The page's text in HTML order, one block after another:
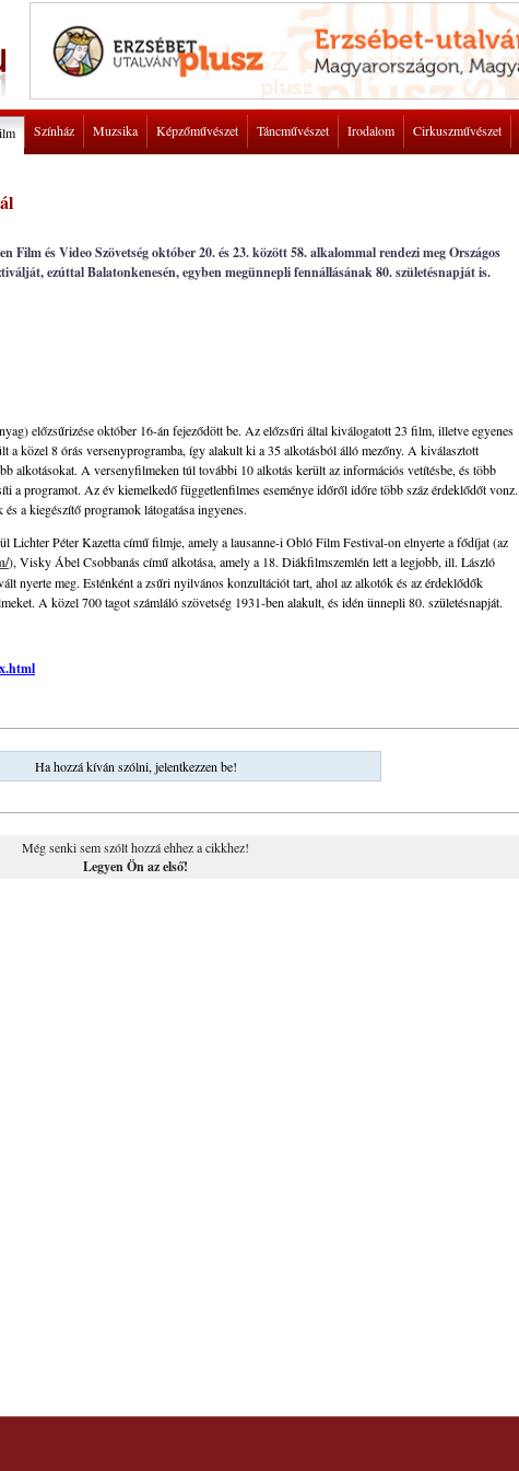
Színház Muzsika Képzőművészet Táncművészet Irodalom Cirkuszművészet
Film és Video Szövetség október 20. és 23. között 58. alkalommal rendezi meg Országos
ezúttal Balatonkenesén, egyben megünnepli fennállásának 80. születésnapját is.
előzsűrizése október 16-án fejeződött be. Az előzsűri által kiválogatott 23 film, illetve egyenes
a közel 8 órás versenyprogramba, így alakult ki a 35 alkotásból álló mezőny. A kiválasztott
alkotásokat. A versenyfilmeken túl további 10 alkotás került az információs vetítésbe, és több
a programot. Az év kiemelkedő függetlenfilmes eseménye időről időre több száz érdeklődőt vonz.
a kiegészítő programok látogatása ingyenes.
Lichter Péter Kazetta című filmje, amely a lausanne-i Obló Film Festival-on elnyerte a fődíjat (az
), Visky Ábel Csobbanás című alkotása, amely a 18. Diákfilmszemlén lett a legjobb, ill. László
nyerte meg. Esténként a zsűri nyilvános konzultációt tart, ahol az alkotók és az érdeklődők
A közel 700 tagot számláló szövetség 1931-ben alakult, és idén ünnepli 80. születésnapját.
Ha hozzá kíván szólni, jelentkezzen be!
Még senki sem szólt hozzá ehhez a cikkhez!
Legyen Ön az első!